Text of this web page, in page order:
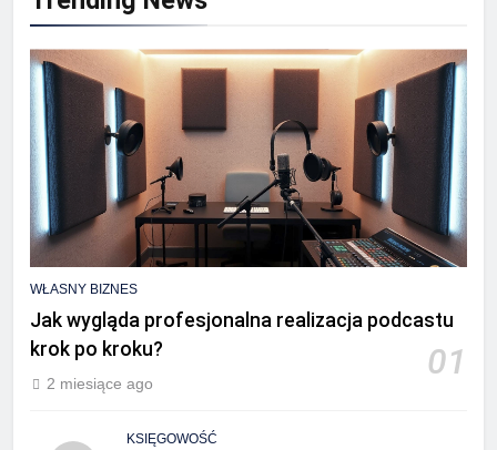
WŁASNY BIZNES
Jak wygląda profesjonalna realizacja podcastu
krok po kroku?
01
2 miesiące ago
KSIĘGOWOŚĆ